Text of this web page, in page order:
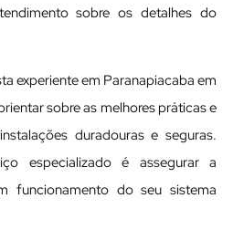
sobre os detalhes do
experiente em Paranapiacaba em
sobre as melhores práticas e
duradouras e seguras.
especializado é assegurar a
funcionamento do seu sistema